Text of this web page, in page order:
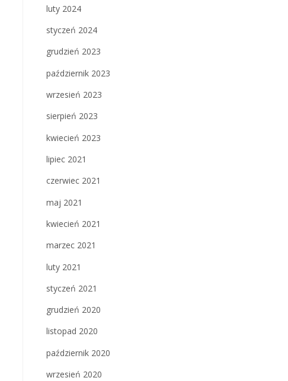
luty 2024
styczeń 2024
grudzień 2023
październik 2023
wrzesień 2023
sierpień 2023
kwiecień 2023
lipiec 2021
czerwiec 2021
maj 2021
kwiecień 2021
marzec 2021
luty 2021
styczeń 2021
grudzień 2020
listopad 2020
październik 2020
wrzesień 2020